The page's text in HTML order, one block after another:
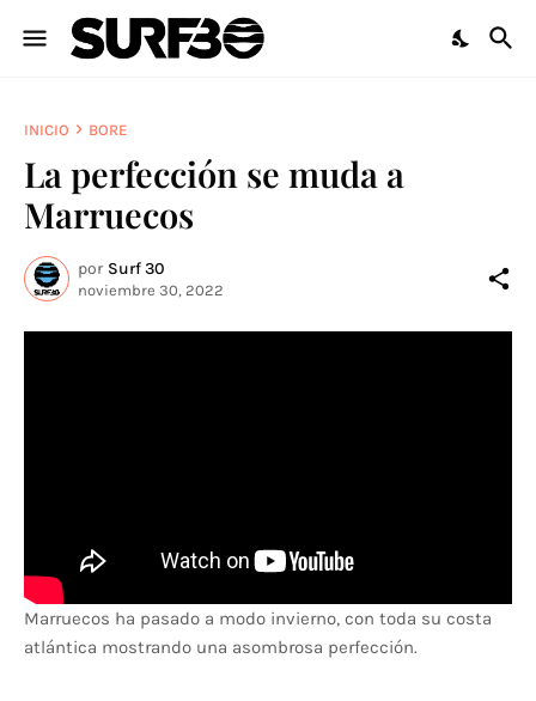
INICIO BORE
La perfección se muda a
Marruecos
por Surf 30
noviembre 30, 2022
Marruecos ha pasado a modo invierno, con toda su costa
atlántica mostrando una asombrosa perfección.